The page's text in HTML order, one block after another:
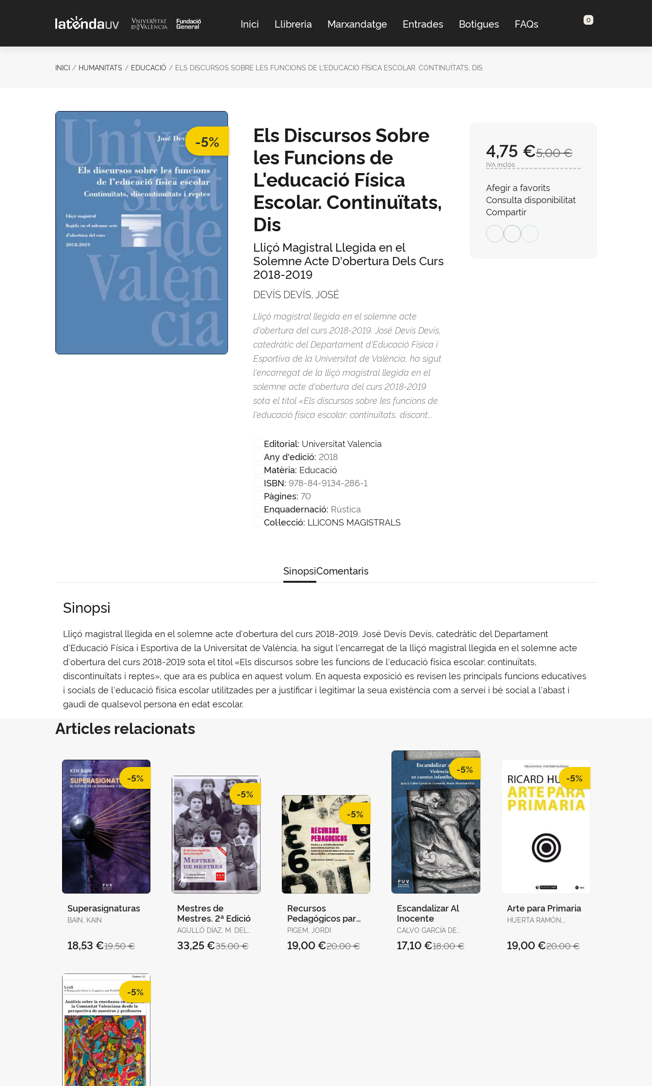
Inici Llibreria Marxandatge Entrades Botigues FAQs 0
INICI HUMANITATS EDUCACIÓ ELS DISCURSOS SOBRE LES FUNCIONS DE L'EDUCACIÓ FÍSICA ESCOLAR. CONTINUÏTATS, DIS
-5%
Els Discursos Sobre
les Funcions de
L'educació Física
Escolar. Continuïtats,
Dis
Lliçó Magistral Llegida en el
Solemne Acte D'obertura Dels Curs
2018-2019
DEVÍS DEVÍS, JOSÉ
Lliçó magistral llegida en el solemne acte
d'obertura del curs 2018-2019. José Devís Devís,
catedràtic del Departament d'Educació Física i
Esportiva de la Universitat de València, ha sigut
l'encarregat de la lliçó magistral llegida en el
solemne acte d'obertura del curs 2018-2019
sota el títol «Els discursos sobre les funcions de
l'educació física escolar: continuïtats, discont...
Editorial: Universitat Valencia
Any d'edició: 2018
Matèria: Educació
ISBN: 978-84-9134-286-1
Pàgines: 70
Enquadernació: Rústica
Col·lecció: LLICONS MAGISTRALS
5,00 €
4,75 €
IVA inclós
Afegir a favorits
Consulta disponibilitat
Compartir
SinopsiComentaris
Sinopsi
Lliçó magistral llegida en el solemne acte d'obertura del curs 2018-2019. José Devís Devís, catedràtic del Departament
d'Educació Física i Esportiva de la Universitat de València, ha sigut l'encarregat de la lliçó magistral llegida en el solemne acte
d'obertura del curs 2018-2019 sota el títol «Els discursos sobre les funcions de l'educació física escolar: continuïtats,
discontinuïtats i reptes», que ara es publica en aquest volum. En aquesta exposició es revisen les principals funcions educatives
i socials de l'educació física escolar utilitzades per a justificar i legitimar la seua existència com a servei i bé social a l'abast i
gaudi de qualsevol persona en edat escolar.
Articles relacionats
-5%
Superasignaturas
BAIN, KAIN
19,50 €
18,53 €
-5%
Mestres de
Mestres. 2ª Edició
AGULLÓ DÍAZ, M. DEL
AGULLÓ, BLANCA
35,00 €
33,25 €
-5%
Recursos
Pedagógicos para
la Intervención
Contextos
PIGEM, JORDI
20,00 €
19,00 €
-5%
Escandalizar Al
Inocente
CALVO GARCÍA DE
JOSÉ / ALCANTUD
18,00 €
17,10 €
-5%
Arte para Primaria
HUERTA RAMÓN,
20,00 €
19,00 €
-5%